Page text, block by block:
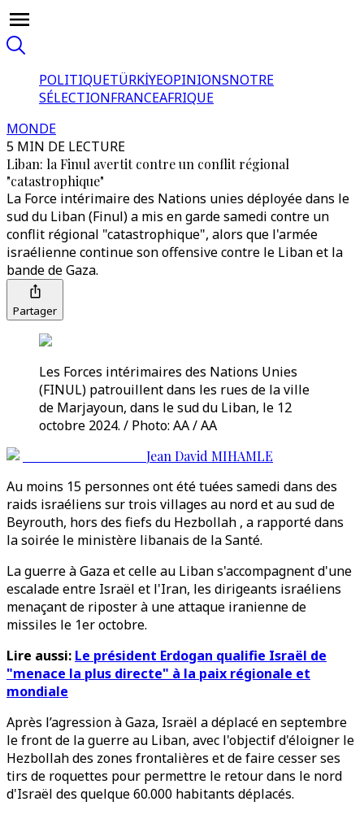
POLITIQUETÜRKİYEOPINIONSNOTRE
SÉLECTIONFRANCEAFRIQUE
MONDE
5 MIN DE LECTURE
Liban: la Finul avertit contre un conflit régional
"catastrophique"
La Force intérimaire des Nations unies déployée dans le
sud du Liban (Finul) a mis en garde samedi contre un
conflit régional "catastrophique", alors que l'armée
israélienne continue son offensive contre le Liban et la
bande de Gaza.
Partager
Les Forces intérimaires des Nations Unies
(FINUL) patrouillent dans les rues de la ville
de Marjayoun, dans le sud du Liban, le 12
octobre 2024. / Photo: AA / AA
Jean David MIHAMLE
Au moins 15 personnes ont été tuées samedi dans des
raids israéliens sur trois villages au nord et au sud de
Beyrouth, hors des fiefs du Hezbollah , a rapporté dans
la soirée le ministère libanais de la Santé.
La guerre à Gaza et celle au Liban s'accompagnent d'une
escalade entre Israël et l'Iran, les dirigeants israéliens
menaçant de riposter à une attaque iranienne de
missiles le 1er octobre.
Lire aussi: Le président Erdogan qualifie Israël de
"menace la plus directe" à la paix régionale et
mondiale
Après l’agression à Gaza, Israël a déplacé en septembre
le front de la guerre au Liban, avec l'objectif d'éloigner le
Hezbollah des zones frontalières et de faire cesser ses
tirs de roquettes pour permettre le retour dans le nord
d'Israël des quelque 60.000 habitants déplacés.